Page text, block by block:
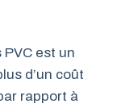
est un
d’un coût
rapport à